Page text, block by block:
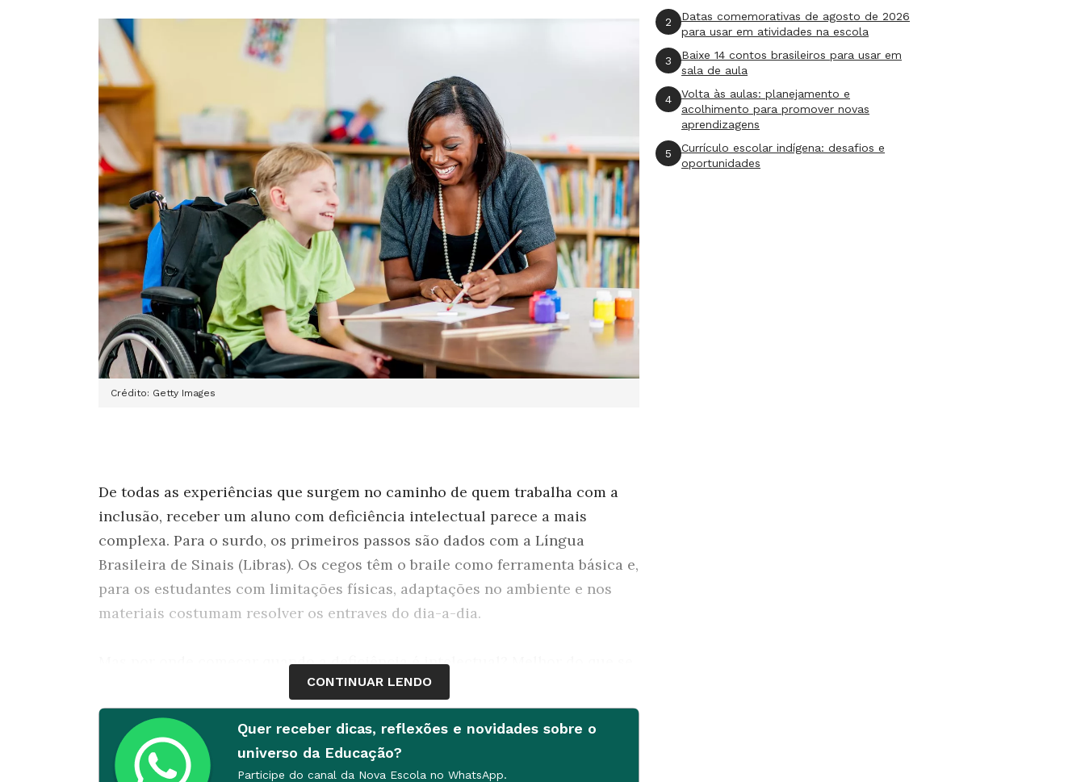
Crédito: Getty Images
De todas as experiências que surgem no caminho de quem trabalha com a
inclusão, receber um aluno com deficiência intelectual parece a mais
complexa. Para o surdo, os primeiros passos são dados com a Língua
Brasileira de Sinais (Libras). Os cegos têm o braile como ferramenta básica e,
para os estudantes com limitações físicas, adaptações no ambiente e nos
materiais costumam resolver os entraves do dia-a-dia.
Mas por onde começar quando a deficiência é intelectual? Melhor do que se
prender a relatórios médicos, os educadores das salas de recurso e das
regulares precisam entender que tais diagnósticos são uma pista para
descobrir o que interessa: quais obstáculos o aluno enfrentará para
aprender - e eles, para ensinar.
CONTINUAR LENDO
Quer receber dicas, reflexões e novidades sobre o
universo da Educação?
Participe do canal da Nova Escola no WhatsApp.
2
Datas comemorativas de agosto de 2026
para usar em atividades na escola
3
Baixe 14 contos brasileiros para usar em
sala de aula
4
Volta às aulas: planejamento e
acolhimento para promover novas
aprendizagens
5
Currículo escolar indígena: desafios e
oportunidades